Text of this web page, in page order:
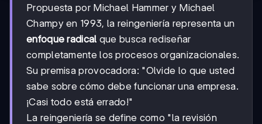
Propuesta por Michael Hammer y Michael
Champy en 1993, la reingeniería representa un
enfoque radical que busca rediseñar
completamente los procesos organizacionales.
Su premisa provocadora: "Olvide lo que usted
sabe sobre cómo debe funcionar una empresa.
¡Casi todo está errado!"
La reingeniería se define como "la revisión